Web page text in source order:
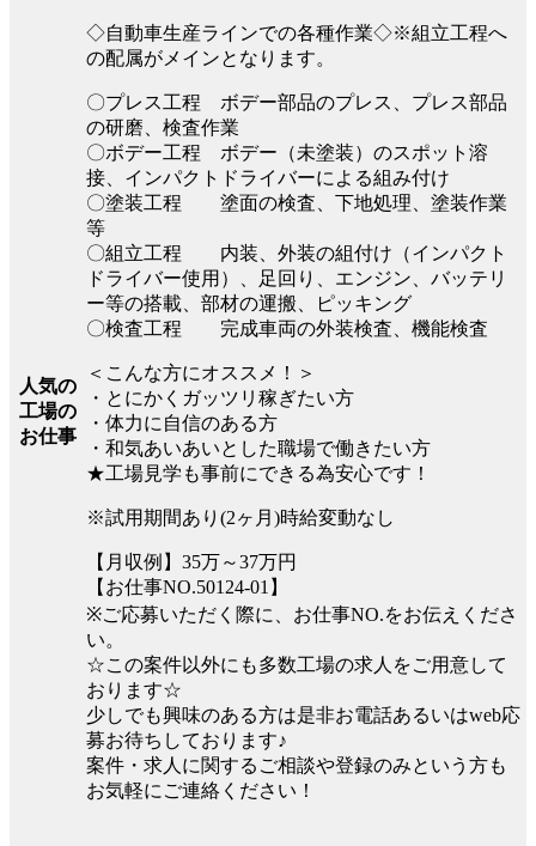
人気の
工場の
お仕事
◇自動車生産ラインでの各種作業◇※組立工程へ
の配属がメインとなります。
〇プレス工程 ボデー部品のプレス、プレス部品
の研磨、検査作業
〇ボデー工程 ボデー（未塗装）のスポット溶
接、インパクトドライバーによる組み付け
〇塗装工程 塗面の検査、下地処理、塗装作業
等
〇組立工程 内装、外装の組付け（インパクト
ドライバー使用）、足回り、エンジン、バッテリ
ー等の搭載、部材の運搬、ピッキング
〇検査工程 完成車両の外装検査、機能検査
＜こんな方にオススメ！＞
・とにかくガッツリ稼ぎたい方
・体力に自信のある方
・和気あいあいとした職場で働きたい方
★工場見学も事前にできる為安心です！
※試用期間あり(2ヶ月)時給変動なし
【月収例】35万～37万円
【お仕事NO.50124-01】
※ご応募いただく際に、お仕事NO.をお伝えくださ
い。
☆この案件以外にも多数工場の求人をご用意して
おります☆
少しでも興味のある方は是非お電話あるいはweb応
募お待ちしております♪
案件・求人に関するご相談や登録のみという方も
お気軽にご連絡ください！